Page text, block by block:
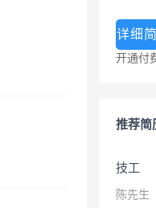
详细
开通付
推荐简
技
陈先生